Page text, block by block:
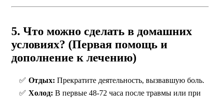
5. Что можно сделать в домашних
условиях? (Первая помощь и
дополнение к лечению)
Отдых: Прекратите деятельность, вызвавшую боль.
Холод: В первые 48-72 часа после травмы или при